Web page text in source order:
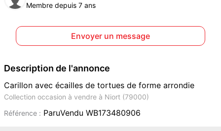
Membre depuis 7 ans
Envoyer un message
Description de l'annonce
Carillon avec écailles de tortues de forme arrondie
Collection occasion à vendre à Niort (79000)
Référence : ParuVendu WB173480906